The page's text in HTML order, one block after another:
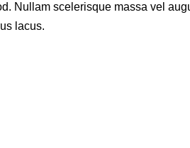
Nullam scelerisque massa vel
lacus.